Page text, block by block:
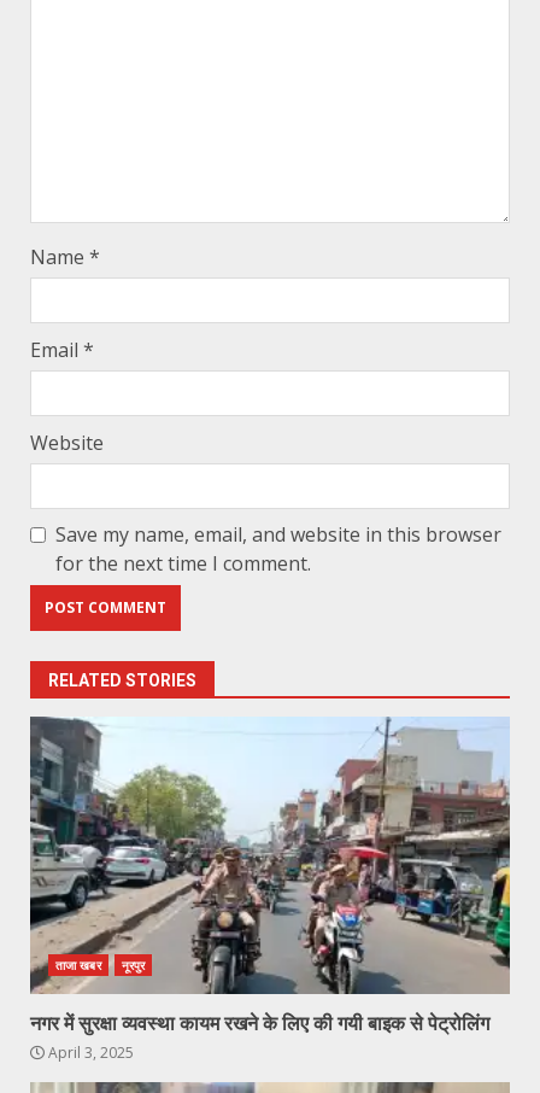
Name *
Email *
Website
Save my name, email, and website in this browser
for the next time I comment.
RELATED STORIES
ताजा खबर नूरपुर
नगर में सुरक्षा व्यवस्था कायम रखने के लिए की गयी बाइक से पेट्रोलिंग
April 3, 2025